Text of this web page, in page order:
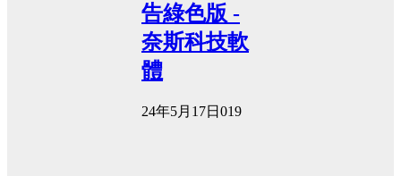
告綠色版 -
奈斯科技軟
體
24年5月17日 019